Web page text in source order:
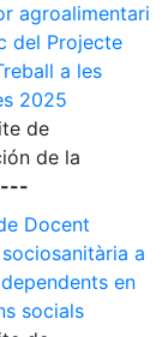
agroalimentari
del Projecte
a les
2025
de
de la
---
Docent
a
en
socials